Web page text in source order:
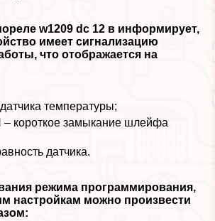
w1209 dc 12 в информирует,
имеет сигнализацию
что отображается на
температуры;
– короткое замыкание шлейфа
датчика.
режима программирования,
настройкам можно произвести